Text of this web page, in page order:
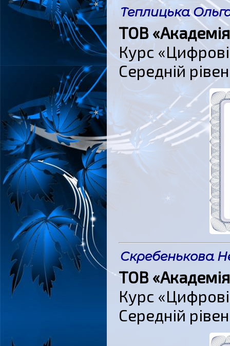
Теплицька
ТОВ
Курс
Середній
Скребенькова
ТОВ
Курс
Середній